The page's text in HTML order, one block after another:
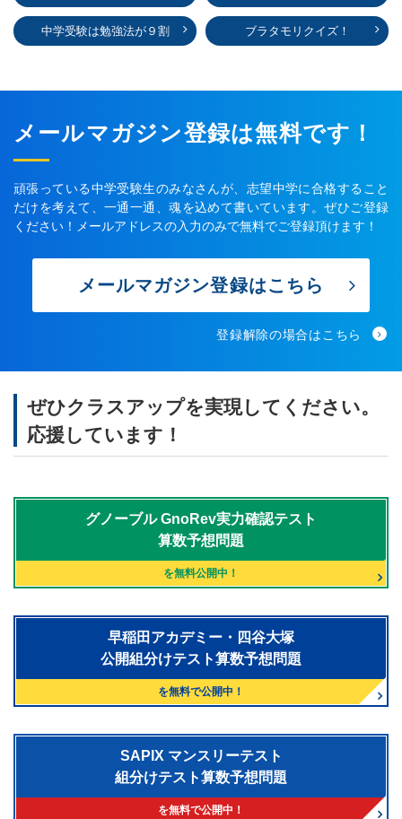
中学受験は勉強法が９割 ブラタモリクイズ！
メールマガジン登録は無料です！
頑張っている中学受験生のみなさんが、志望中学に合格すること
だけを考えて、一通一通、魂を込めて書いています。ぜひご登録
ください！メールアドレスの入力のみで無料でご登録頂けます！
メールマガジン登録はこちら
登録解除の場合はこちら
ぜひクラスアップを実現してください。
応援しています！
グノーブルGnoRev実力確認テスト
算数予想問題
を無料公開中！
早稲田アカデミー・四谷大塚
公開組分けテスト算数予想問題
を無料で公開中！
SAPIX マンスリーテスト
組分けテスト算数予想問題
を無料で公開中！